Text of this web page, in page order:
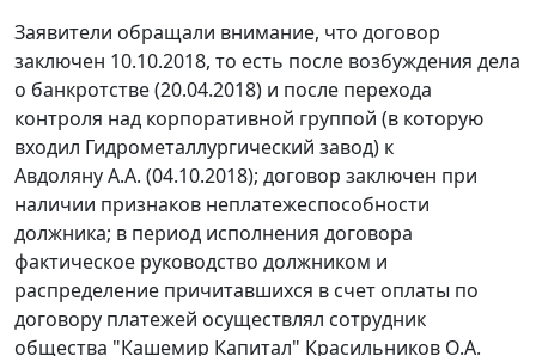
Заявители обращали внимание, что договор
заключен 10.10.2018, то есть после возбуждения дела
о банкротстве (20.04.2018) и после перехода
контроля над корпоративной группой (в которую
входил Гидрометаллургический завод) к
Авдоляну А.А. (04.10.2018); договор заключен при
наличии признаков неплатежеспособности
должника; в период исполнения договора
фактическое руководство должником и
распределение причитавшихся в счет оплаты по
договору платежей осуществлял сотрудник
общества "Кашемир Капитал" Красильников О.А.